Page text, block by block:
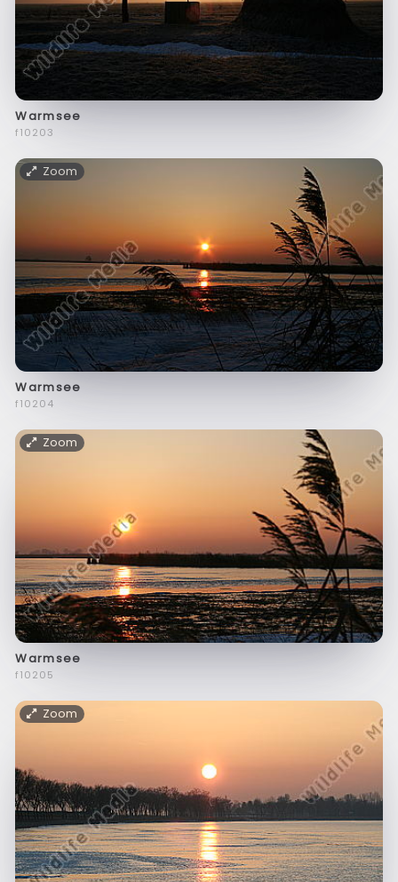
Warmsee
f10203
Zoom
Warmsee
f10204
Zoom
Warmsee
f10205
Zoom